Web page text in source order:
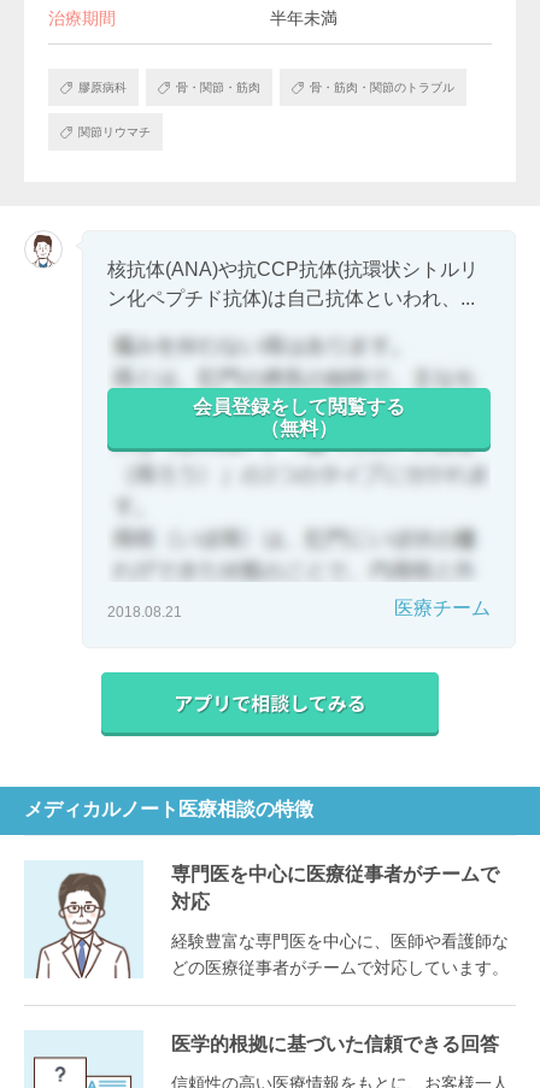
治療期間 半年未満
膠原病科 骨・関節・筋肉 骨・筋肉・関節のトラブル
関節リウマチ
核抗体(ANA)や抗CCP抗体(抗環状シトルリ
ン化ペプチド抗体)は自己抗体といわれ、...
会員登録をして閲覧する
（無料）
2018.08.21 医療チーム
メディカルノート医療相談の特徴
専門医を中心に医療従事者がチームで
対応
経験豊富な専門医を中心に、医師や看護師な
どの医療従事者がチームで対応しています。
医学的根拠に基づいた信頼できる回答
信頼性の高い医療情報をもとに、お客様一人